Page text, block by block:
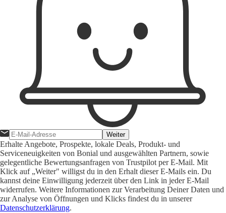
Weiter
Erhalte Angebote, Prospekte, lokale Deals, Produkt- und
Serviceneuigkeiten von Bonial und ausgewählten Partnern, sowie
gelegentliche Bewertungsanfragen von Trustpilot per E-Mail. Mit
Klick auf „Weiter" willigst du in den Erhalt dieser E-Mails ein. Du
kannst deine Einwilligung jederzeit über den Link in jeder E-Mail
widerrufen. Weitere Informationen zur Verarbeitung Deiner Daten und
zur Analyse von Öffnungen und Klicks findest du in unserer
Datenschutzerklärung.